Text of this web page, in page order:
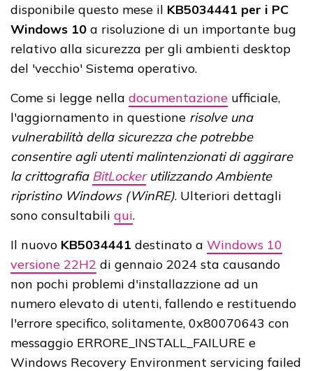
disponibile questo mese il KB5034441 per i PC
Windows 10 a risoluzione di un importante bug
relativo alla sicurezza per gli ambienti desktop
del 'vecchio' Sistema operativo.
Come si legge nella documentazione ufficiale,
l'aggiornamento in questione risolve una
vulnerabilità della sicurezza che potrebbe
consentire agli utenti malintenzionati di aggirare
la crittografia BitLockerutilizzando Ambiente
ripristino Windows (WinRE). Ulteriori dettagli
sono consultabili qui.
Il nuovo KB5034441 destinato a Windows 10
versione 22H2 di gennaio 2024 sta causando
non pochi problemi d'installazzione ad un
numero elevato di utenti, fallendo e restituendo
l'errore specifico, solitamente, 0x80070643 con
messaggio ERRORE_INSTALL_FAILURE e
Windows Recovery Environment servicing failed